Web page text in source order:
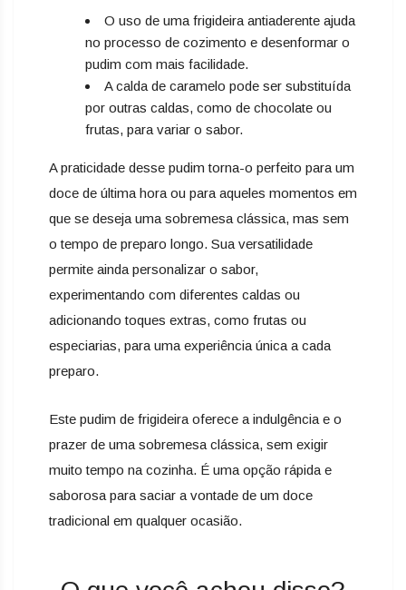
O uso de uma frigideira antiaderente ajuda
no processo de cozimento e desenformar o
pudim com mais facilidade.
A calda de caramelo pode ser substituída
por outras caldas, como de chocolate ou
frutas, para variar o sabor.
A praticidade desse pudim torna-o perfeito para um
doce de última hora ou para aqueles momentos em
que se deseja uma sobremesa clássica, mas sem
o tempo de preparo longo. Sua versatilidade
permite ainda personalizar o sabor,
experimentando com diferentes caldas ou
adicionando toques extras, como frutas ou
especiarias, para uma experiência única a cada
preparo.
Este pudim de frigideira oferece a indulgência e o
prazer de uma sobremesa clássica, sem exigir
muito tempo na cozinha. É uma opção rápida e
saborosa para saciar a vontade de um doce
tradicional em qualquer ocasião.